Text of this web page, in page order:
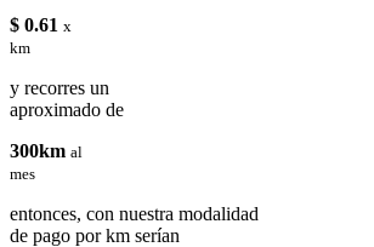
$ 0.61 x
km
y recorres un
aproximado de
300km al
mes
entonces, con nuestra modalidad
de pago por km serían